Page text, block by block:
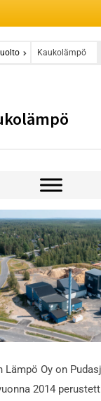
Kaukolämpö
Lämpö Oy on
2014